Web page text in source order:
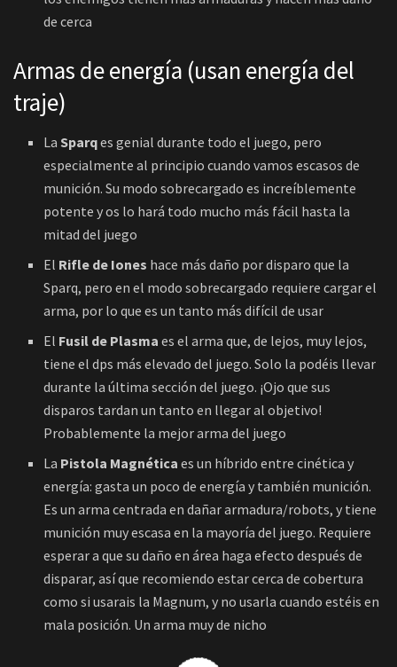
de cerca
Armas de energía (usan energía del
traje)
LaSparqes genial durante todo el juego, pero
especialmente al principio cuando vamos escasos de
munición. Su modo sobrecargado es increíblemente
potente y os lo hará todo mucho más fácil hasta la
mitad del juego
El Rifle de Iones hace más daño por disparo que la
Sparq, pero en el modo sobrecargado requiere cargar el
arma, por lo que es un tanto más difícil de usar
El Fusil de Plasma es el arma que, de lejos, muy lejos,
tiene el dps más elevado del juego. Solo la podéis llevar
durante la última sección del juego. ¡Ojo que sus
disparos tardan un tanto en llegar al objetivo!
Probablemente la mejor arma del juego
La Pistola Magnética es un híbrido entre cinética y
energía: gasta un poco de energía y también munición.
Es un arma centrada en dañar armadura/robots, y tiene
munición muy escasa en la mayoría del juego. Requiere
esperar a que su daño en área haga efecto después de
disparar, así que recomiendo estar cerca de cobertura
como si usarais la Magnum, y no usarla cuando estéis en
mala posición. Un arma muy de nicho